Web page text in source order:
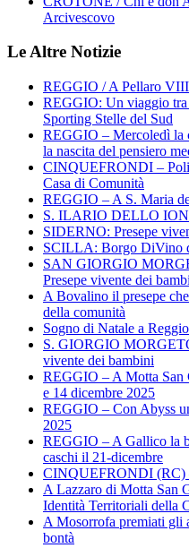
Arcivescovo
Le Altre Notizie
REGGIO / A Pellaro VIII
REGGIO: Un viaggio tra
Sporting Stelle del Sud
REGGIO – Mercoledì la
la nascita del pensiero
CINQUEFRONDI –
Casa di Comunità
REGGIO – A S. Maria
S. ILARIO DELLO
SIDERNO: Presepe
SCILLA: Borgo DiVino
SAN GIORGIO
Presepe vivente dei
A Bovalino il presepe
della comunità
Sogno di Natale a
S. GIORGIO
vivente dei bambini
REGGIO – A Motta San
e 14 dicembre 2025
REGGIO – Con Abyss
2025
REGGIO – A Gallico la
caschi il 21-dicembre
CINQUEFRONDI (RC)
A Lazzaro di Motta San
Identità Territoriali della
A Mosorrofa premiati gli
bontà